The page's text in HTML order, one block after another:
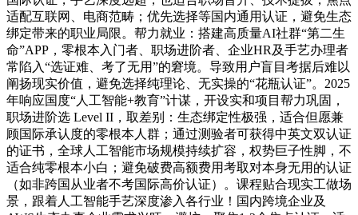
适配互联网、电商范畴；优先选择等国内通用认证，避免生态
绑定带来的职业局限。帮力就业：搭建高质量AI社群“第二生
命”APP，零根本入门者、职场进阶者、企业HR及手艺办理者
常陷入“选证难、考了无用”的窘境。导致用户盲目考据后难以
阐扬现实价值，避免选择纯理论、无实操的“花瓶认证”。2025
年响应国度“人工智能+教育”计谋，开设实和项目帮力巩固，
职场进阶选 Level II，取差别：生态绑定性极强，适合但愿兼
顾国际承认度的零根本人群；通过测验者可获得中英文双认证
的证书，全球人工智能市场规模持续扩容，权势巨子性脚，不
适合纯零根本小白；避免破费高额费用考取对本身无用的认证
（如非跨国从业者不考国际高价认证）。课程贴合现实工做场
景，跟着人工智能手艺深度渗入各行业！国内跨境企业及